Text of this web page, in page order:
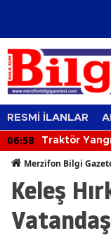
RESMİ İLANLAR
06:58
Traktör
Merzifon Bilgi
Keleş